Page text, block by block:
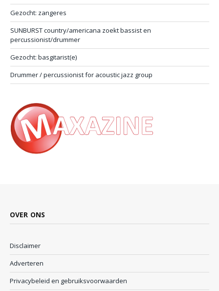
Gezocht: zangeres
SUNBURST country/americana zoekt bassist en
percussionist/drummer
Gezocht: basgitarist(e)
Drummer / percussionist for acoustic jazz group
OVER ONS
Disclaimer
Adverteren
Privacybeleid en gebruiksvoorwaarden